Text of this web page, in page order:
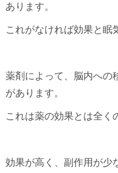
あります。
これがなければ効果と眠
薬剤によって、脳内への
があります。
これは薬の効果とは全く
効果が高く、副作用が